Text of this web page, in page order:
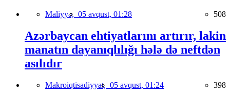
Maliyyə, 05 avqust, 01:28 508
Azərbaycan ehtiyatlarını artırır, lakin
manatın dayanıqlılığı hələ də neftdən
asılıdır
Makroiqtisadiyyat, 05 avqust, 01:24 398